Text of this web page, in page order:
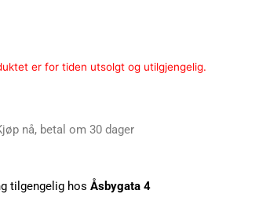
er for tiden utsolgt og utilgjengelig.
nå, betal om 30 dager
tilgengelig hos Åsbygata 4